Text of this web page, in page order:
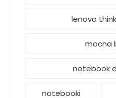
lenovo
mocna
notebook
notebooki